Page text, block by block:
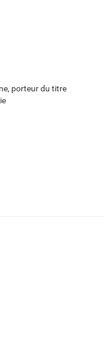
porteur du titre